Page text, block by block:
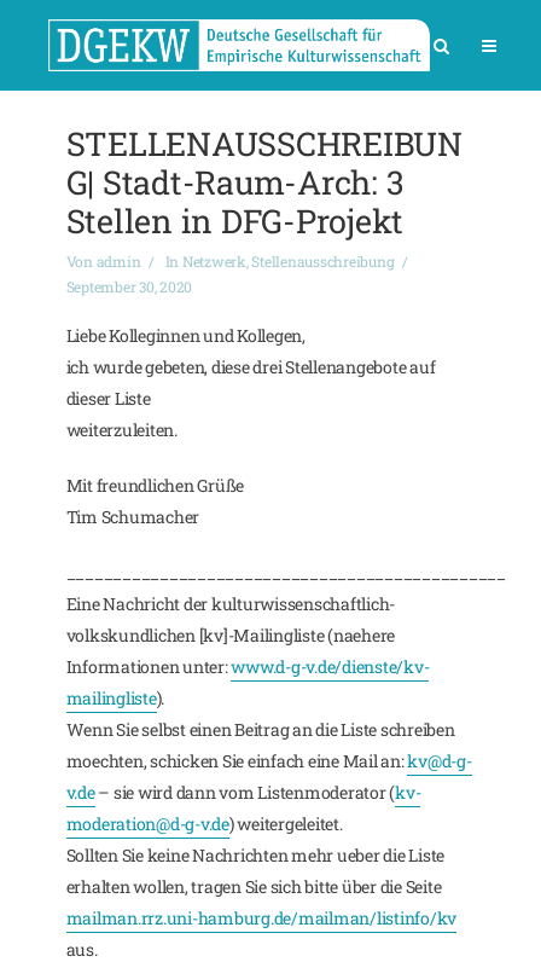
STELLENAUSSCHREIBUN
G| Stadt-Raum-Arch: 3
Stellen in DFG-Projekt
Von admin In Netzwerk,Stellenausschreibung
September 30, 2020
Liebe Kolleginnen und Kollegen,
ich wurde gebeten, diese drei Stellenangebote auf
dieser Liste
weiterzuleiten.
Mit freundlichen Grüße
Tim Schumacher
Eine Nachricht der kulturwissenschaftlich-
volkskundlichen [kv]-Mailingliste (naehere
Informationen unter:www.d-g-v.de/dienste/kv-
mailingliste).
Wenn Sie selbst einen Beitrag an die Liste schreiben
moechten, schicken Sie einfach eine Mail an:kv@d-g-
v.de– sie wird dann vom Listenmoderator (kv-
moderation@d-g-v.de) weitergeleitet.
Sollten Sie keine Nachrichten mehr ueber die Liste
erhalten wollen, tragen Sie sich bitte über die Seite
mailman.rrz.uni-hamburg.de/mailman/listinfo/kv
aus.